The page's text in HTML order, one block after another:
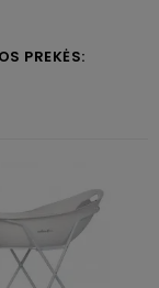
PREKĖS: